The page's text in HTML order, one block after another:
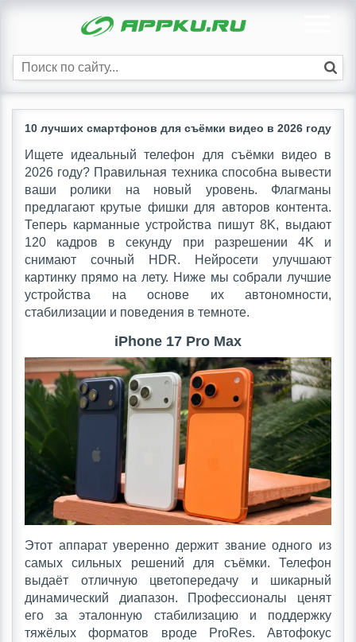
10 лучших смартфонов для съёмки видео в 2026 году
Ищете идеальный телефон для съёмки видео в
2026 году? Правильная техника способна вывести
ваши ролики на новый уровень. Флагманы
предлагают крутые фишки для авторов контента.
Теперь карманные устройства пишут 8K, выдают
120 кадров в секунду при разрешении 4K и
снимают сочный HDR. Нейросети улучшают
картинку прямо на лету. Ниже мы собрали лучшие
устройства на основе их автономности,
стабилизации и поведения в темноте.
iPhone 17 Pro Max
Этот аппарат уверенно держит звание одного из
самых сильных решений для съёмки. Телефон
выдаёт отличную цветопередачу и шикарный
динамический диапазон. Профессионалы ценят
его за эталонную стабилизацию и поддержку
тяжёлых форматов вроде ProRes. Автофокус